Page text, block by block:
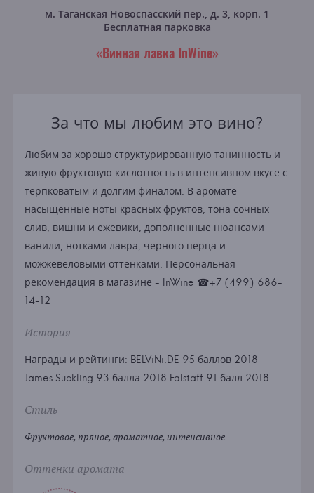
м. Таганская Новоспасский пер., д. 3, корп. 1
Бесплатная парковка
«Винная лавка InWine»
За что мы любим это вино?
Любим за хорошо структурированную танинность и
живую фруктовую кислотность в интенсивном вкусе с
терпковатым и долгим финалом. В аромате
насыщенные ноты красных фруктов, тона сочных
слив, вишни и ежевики, дополненные нюансами
ванили, нотками лавра, черного перца и
можжевеловыми оттенками. Персональная
рекомендация в магазине - InWine ☎+7 (499) 686-
14-12
История
Награды и рейтинги: BELViNi.DE 95 баллов 2018
James Suckling 93 балла 2018 Falstaff 91 балл 2018
Стиль
Фруктовое, пряное, ароматное, интенсивное
Оттенки аромата